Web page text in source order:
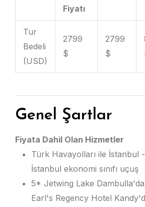
Fiyatı
Tur
Bedeli
(USD)
2799
$
2799
$
Genel Şartlar
Fiyata Dahil Olan Hizmetler
Türk Havayolları ile İstanbul
İstanbul ekonomi sınıfı uçuş
5* Jetwing Lake
Earl's Regency Hotel